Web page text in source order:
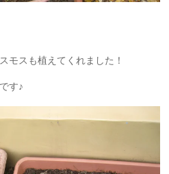
モスも植えてくれました！
す♪